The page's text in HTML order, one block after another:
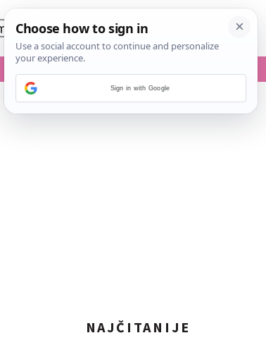
NAJČITANIJE
Sign in with Google